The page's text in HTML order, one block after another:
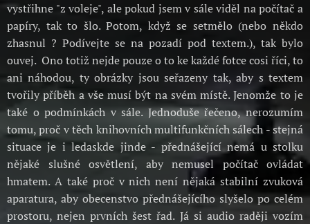
vystřihne "z voleje", ale pokud jsem v sále viděl na počítač a
papíry, tak to šlo. Potom, když se setmělo (nebo někdo
zhasnul ? Podívejte se na pozadí pod textem.), tak bylo
ouvej. Ono totiž nejde pouze o to ke každé fotce cosi říci, to
ani náhodou, ty obrázky jsou seřazeny tak, aby s textem
tvořily příběh a vše musí být na svém místě. Jenomže to je
také o podmínkách v sále. Jednoduše řečeno, nerozumím
tomu, proč v těch knihovních multifunkčních sálech - stejná
situace je i ledaskde jinde - přednášející nemá u stolku
nějaké slušné osvětlení, aby nemusel počítač ovládat
hmatem. A také proč v nich není nějaká stabilní zvuková
aparatura, aby obecenstvo přednášejícího slyšelo po celém
prostoru, nejen prvních šest řad. Já si audio raději vozím